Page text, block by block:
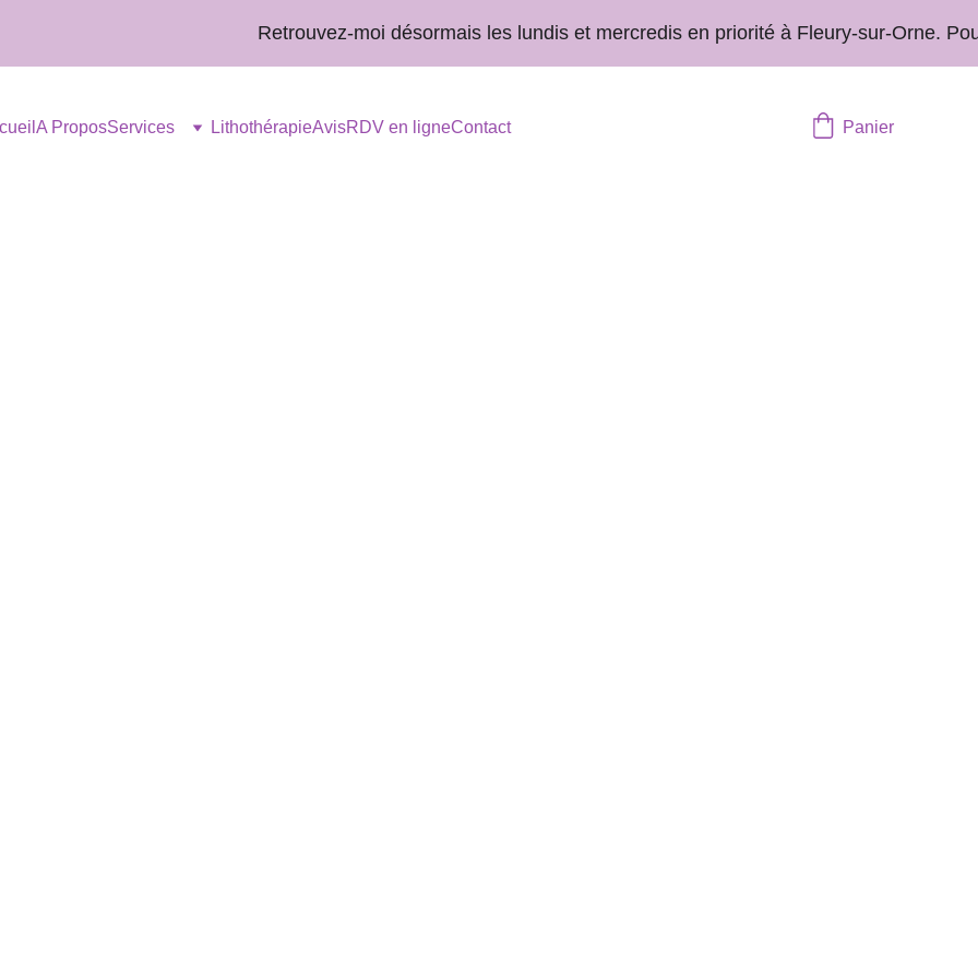
Retrouvez-moi désormais les lundis et mercredis en priorité à Fleury-sur-Orne.
A ProposServices LithothérapieAvisRDV en ligneContact Panier